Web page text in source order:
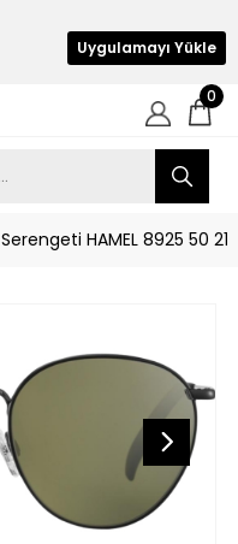
0
Serengeti HAMEL 8925 50
Uygulamayı Yükle